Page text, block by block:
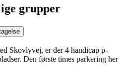
grupper
Skovlyvej, er der 4 handicap p-
Den første times parkering her